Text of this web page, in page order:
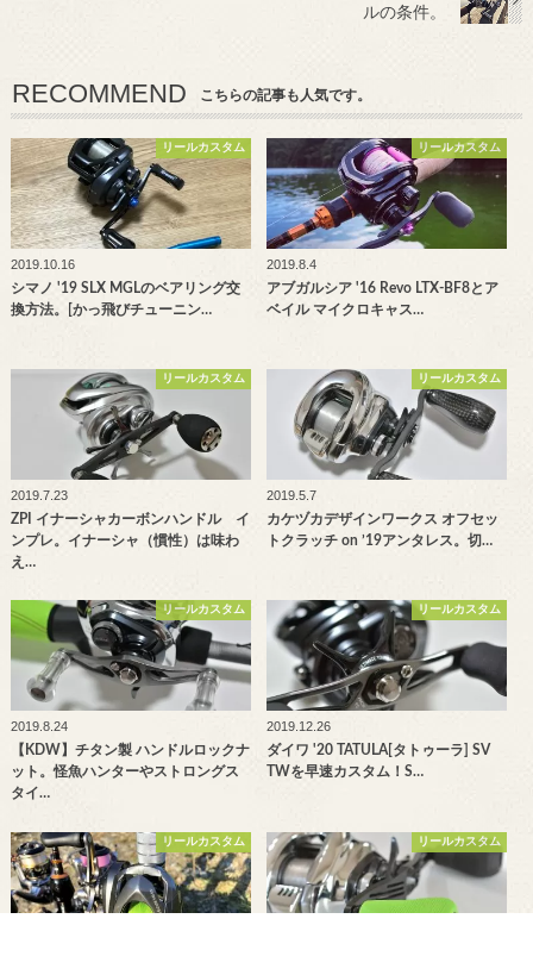
ルの条件。
RECOMMEND こちらの記事も人気です。
リールカスタム
2019.10.16
シマノ '19 SLX MGLのベアリング交
換方法。[かっ飛びチューニン…
リールカスタム
2019.8.4
アブガルシア '16 Revo LTX-BF8とア
ベイル マイクロキャス…
リールカスタム
2019.7.23
ZPI イナーシャカーボンハンドル イ
ンプレ。イナーシャ（慣性）は味わ
え…
リールカスタム
2019.5.7
カケヅカデザインワークス オフセッ
トクラッチ on ’19アンタレス。切…
リールカスタム
2019.8.24
【KDW】チタン製 ハンドルロックナ
ット。怪魚ハンターやストロングス
タイ…
リールカスタム
2019.12.26
ダイワ '20 TATULA[タトゥーラ] SV
TWを早速カスタム！S…
リールカスタム リールカスタム